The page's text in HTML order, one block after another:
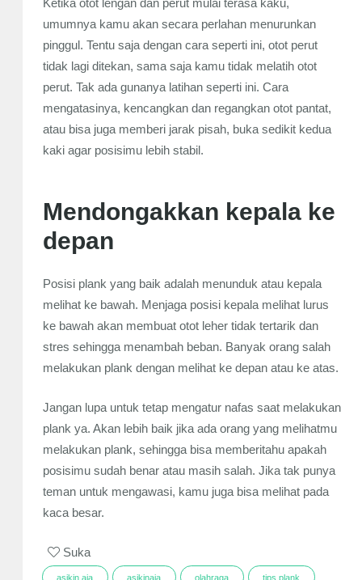
umumnya kamu akan secara perlahan menurunkan
pinggul. Tentu saja dengan cara seperti ini, otot perut
tidak lagi ditekan, sama saja kamu tidak melatih otot
perut. Tak ada gunanya latihan seperti ini. Cara
mengatasinya, kencangkan dan regangkan otot pantat,
atau bisa juga memberi jarak pisah, buka sedikit kedua
kaki agar posisimu lebih stabil.
Mendongakkan kepala ke
depan
Posisi plank yang baik adalah menunduk atau kepala
melihat ke bawah. Menjaga posisi kepala melihat lurus
ke bawah akan membuat otot leher tidak tertarik dan
stres sehingga menambah beban. Banyak orang salah
melakukan plank dengan melihat ke depan atau ke atas.
Jangan lupa untuk tetap mengatur nafas saat melakukan
plank ya. Akan lebih baik jika ada orang yang melihatmu
melakukan plank, sehingga bisa memberitahu apakah
posisimu sudah benar atau masih salah. Jika tak punya
teman untuk mengawasi, kamu juga bisa melihat pada
kaca besar.
Suka
asikin aja asikinaja olahraga tips plank